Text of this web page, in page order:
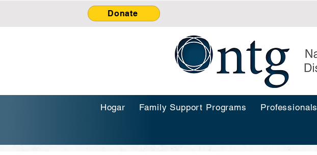
Donate
Hogar Family Support Programs Professionals